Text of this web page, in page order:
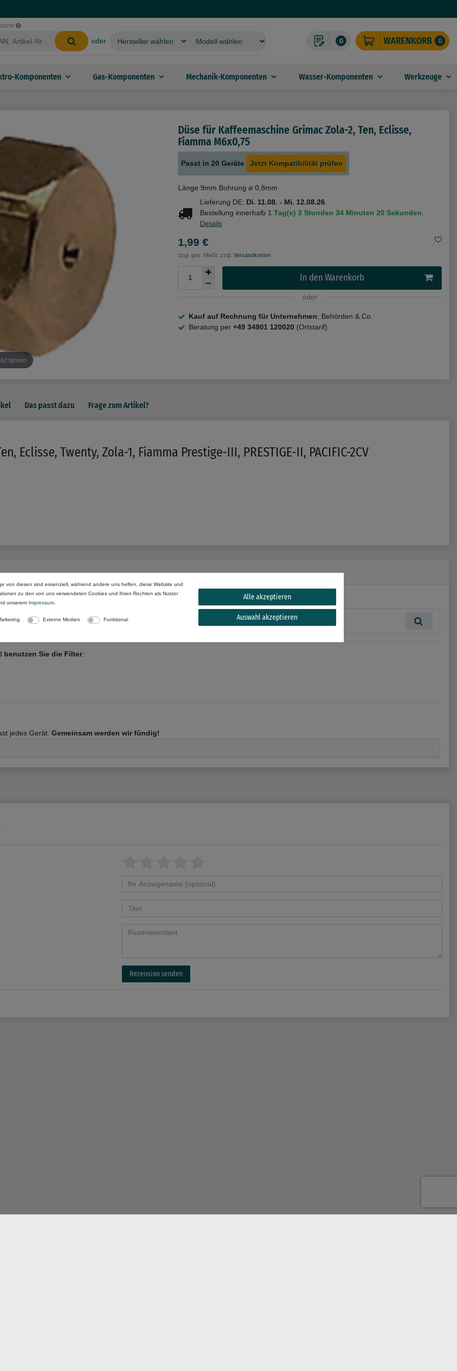
oder 0 WARENKORB 0
Komponenten Gas-Komponenten Mechanik-Komponenten Wasser-Komponenten Werkzeuge
fahren
Düse für Kaffeemaschine Grimac Zola-2, Ten, Eclisse,
Fiamma M6x0,75
Passt in 20 Geräte Jetzt Kompatibilität prüfen
Länge 9mm Bohrung ø 0,8mm
Lieferung DE: Di. 11.08. - Mi. 12.08.26.
Bestellung innerhalb 1 Tag(e) 3 Stunden 34 Minuten 19 Sekunden.
Details
1,99 €
zzgl. ges. MwSt. zzgl. Versandkosten
In den Warenkorb
oder
Kauf auf Rechnung für Unternehmen , Behörden & Co.
Beratung per +49 34901 120020 (Ortstarif)
Das passt dazu Frage zum Artikel?
Eclisse, Twenty, Zola-1, Fiamma Prestige-III, PRESTIGE-II, PACIFIC-2CV
benutzen Sie die Filter:
jedes Gerät. Gemeinsam werden wir fündig!
Rezension senden
von diesen sind essenziell, während andere uns helfen, diese Website und
zu den von uns verwendeten Cookies und Ihren Rechten als Nutzer
unserem Impressum
Externe Medien Funktional
Alle akzeptieren
Auswahl akzeptieren